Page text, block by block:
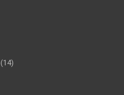
(14)